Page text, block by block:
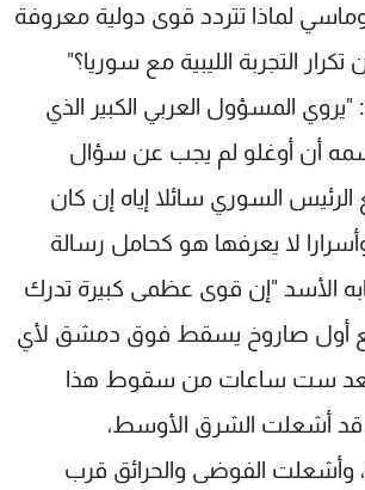
لماذا تتردد قوى دولية معروفة
التجربة الليبية مع سوريا؟"
المسؤول العربي الكبير الذي
أن أوغلو لم يجب عن سؤال
الرئيس السوري سائلا إياه إن كان
لا يعرفها هو كحامل رسالة
الأسد "إن قوى عظمى كبيرة تدرك
مع أول صاروخ يسقط فوق دمشق لأي
بعد ست ساعات من سقوط هذا
قد أشعلت الشرق الأوسط،
الفوضى والحرائق قرب